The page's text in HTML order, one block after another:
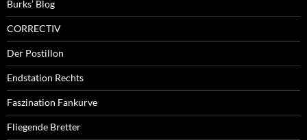
Burks’ Blog
CORRECTIV
Der Postillon
Endstation Rechts
Faszination Fankurve
Fliegende Bretter